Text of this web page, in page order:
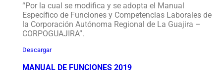
“Por la cual se modifica y se adopta el Manual
Específico de Funciones y Competencias Laborales de
la Corporación Autónoma Regional de La Guajira –
CORPOGUAJIRA”.
Descargar
MANUAL DE FUNCIONES 2019